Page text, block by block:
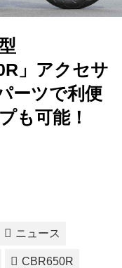
」アクセサ
ーツで利便
も可能！
ニュース
CBR650R